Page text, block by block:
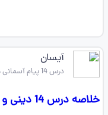
آیسان
درس 14 پیام آسمانی هشتم
خلاصه درس 14 دینی و میخوام همین الان